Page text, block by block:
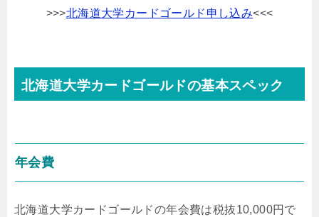
>>>北海道大学カードゴールド申し込み<<<
北海道大学カードゴールドの基本スペック
年会費
北海道大学カードゴールドの年会費は税抜10,000円で